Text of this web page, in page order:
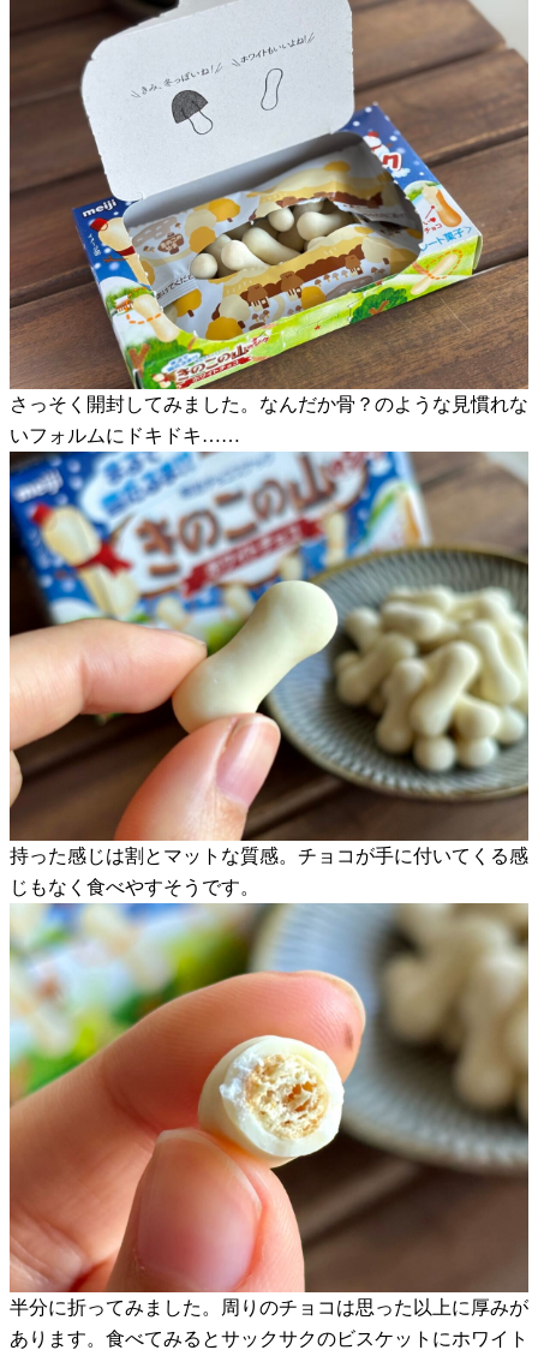
さっそく開封してみました。なんだか骨？のような見慣れな
いフォルムにドキドキ……
持った感じは割とマットな質感。チョコが手に付いてくる感
じもなく食べやすそうです。
半分に折ってみました。周りのチョコは思った以上に厚みが
あります。食べてみるとサックサクのビスケットにホワイト